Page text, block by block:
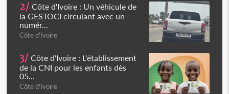
2/ Côte d'Ivoire : Un véhicule de
la GESTOCI circulant avec un
numér...
Côte d'Ivoire
3/ Côte d'Ivoire : L'établissement
de la CNI pour les enfants dès
05...
Côte d'Ivoire